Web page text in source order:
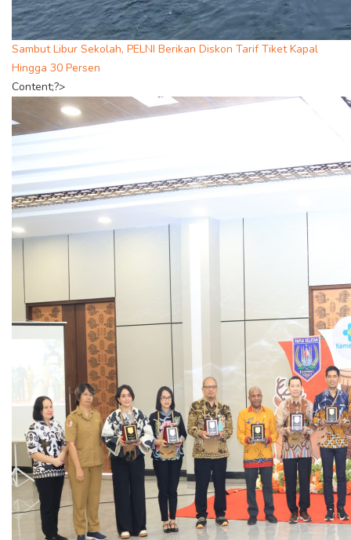
Sambut Libur Sekolah, PELNI Berikan Diskon Tarif Tiket Kapal
Hingga 30 Persen
Content;?>